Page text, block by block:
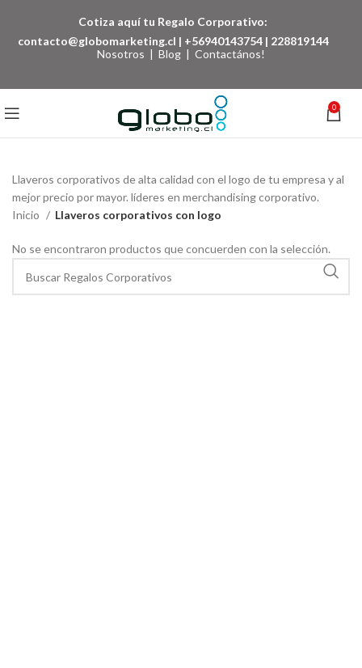
Cotiza aquí tu Regalo Corporativo:
contacto@globomarketing.cl | +56940143754 | 228819144
Nosotros | Blog | Contactános!
0
Llaveros corporativos de alta calidad con el logo de tu empresa y al
mejor precio por mayor. líderes en merchandising corporativo.
Inicio
Llaveros corporativos con logo
No se encontraron productos que concuerden con la selección.